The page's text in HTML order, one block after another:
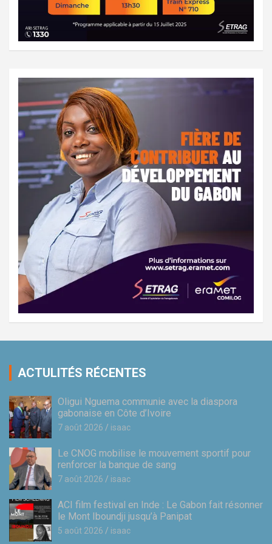
ACTULITÉS RÉCENTES
Oligui Nguema communie avec la diaspora
gabonaise en Côte d’Ivoire
7 août 2026 isaac
Le CNOG mobilise le mouvement sportif pour
renforcer la banque de sang
7 août 2026 isaac
ACI film festival en Inde : Le Gabon fait résonner
le Mont Iboundji jusqu’à Panipat
5 août 2026 isaac